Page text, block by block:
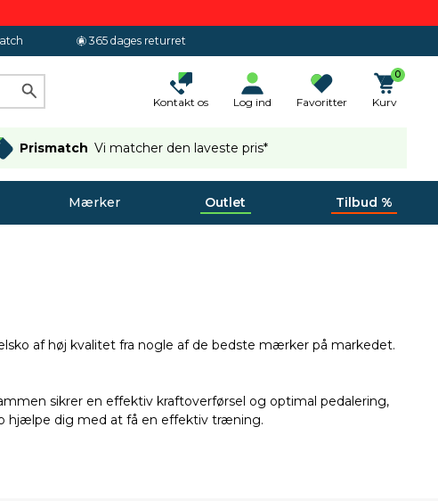
365 dages returret
Kontakt os Log ind Favoritter
0
Kurv
Prismatch Vi matcher den laveste pris*
Mærker Outlet Tilbud %
af høj kvalitet fra nogle af de bedste mærker på markedet.
sikrer en effektiv kraftoverførsel og optimal pedalering,
hjælpe dig med at få en effektiv træning.